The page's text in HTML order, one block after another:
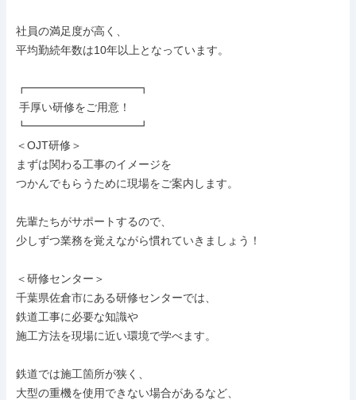
社員の満足度が高く、
平均勤続年数は10年以上となっています。
┏━━━━━━━━━━┓
┗━━━━━━━━━━┛
＜OJT研修＞
まずは関わる工事のイメージを
つかんでもらうために現場をご案内します。
先輩たちがサポートするので、
少しずつ業務を覚えながら慣れていきましょう！
＜研修センター＞
千葉県佐倉市にある研修センターでは、
鉄道工事に必要な知識や
施工方法を現場に近い環境で学べます。
鉄道では施工箇所が狭く、
大型の重機を使用できない場合があるなど、